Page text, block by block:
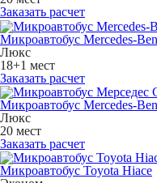
Заказать расчет
Микроавтобус Mercedes-
Люкс
18+1 мест
Заказать расчет
Микроавтобус Mercedes-
Люкс
20 мест
Заказать расчет
Микроавтобус Toyota Hiace